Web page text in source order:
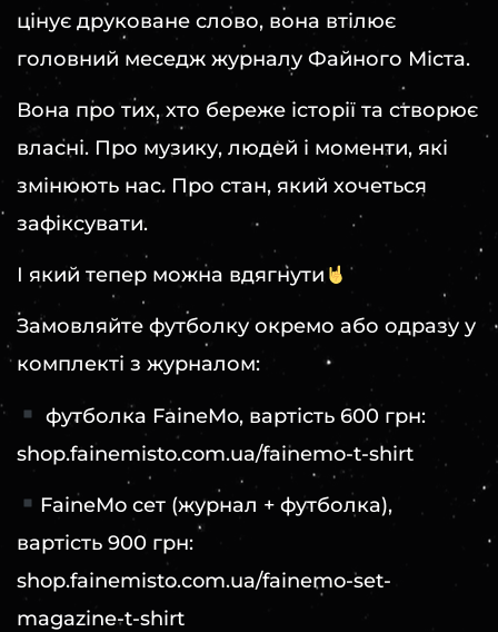
цінує друковане слово, вона втілює
головний меседж журналу Файного Міста.
Вона про тих, хто береже історії та створює
власні. Про музику, людей і моменти, які
змінюють нас. Про стан, який хочеться
зафіксувати.
І який тепер можна вдягнути
Замовляйте футболку окремо або одразу у
комплекті з журналом:
футболка FaineMo, вартість 600 грн:
shop.fainemisto.com.ua/fainemo-t-shirt
FaineMo сет (журнал + футболка),
вартість 900 грн:
shop.fainemisto.com.ua/fainemo-set-
magazine-t-shirt